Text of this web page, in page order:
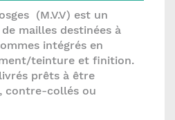
(M.V.V) est un
mailles destinées à
intégrés en
teinture et finition.
prêts à être
contre-collés ou